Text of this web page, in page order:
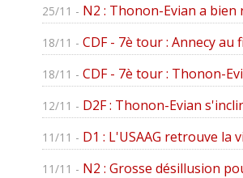
25/11 - N2 : Thonon-Evian a bien
18/11 - CDF - 7è tour : Annecy au
18/11 - CDF - 7è tour : Thonon-
12/11 - D2F : Thonon-Evian
11/11 - D1 : L'USAAG retrouve la
11/11 - N2 : Grosse désillusion